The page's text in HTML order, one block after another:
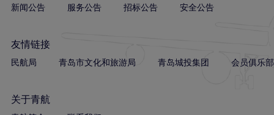
新闻公告 服务公告 招标公告 安全公告
友情链接
民航局 青岛市文化和旅游局 青岛城投集团 会员俱乐部
关于青航